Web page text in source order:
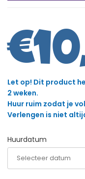
€
Let op! Dit product
2 weken.
Huur ruim zodat je
Verlengen is niet
Huurdatum